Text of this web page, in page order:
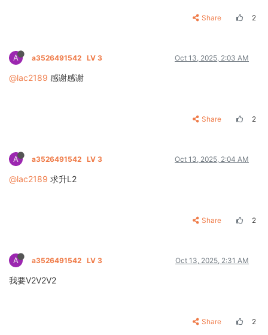
Share 2
A a3526491542 LV 3 Oct 13, 2025, 2:03 AM
@lac2189 感谢感谢
Share 2
A a3526491542 LV 3 Oct 13, 2025, 2:04 AM
@lac2189 求升L2
Share 2
A a3526491542 LV 3 Oct 13, 2025, 2:31 AM
我要V2V2V2
Share 2